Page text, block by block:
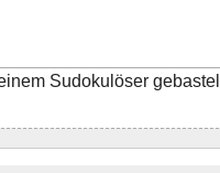
Sudokulöser